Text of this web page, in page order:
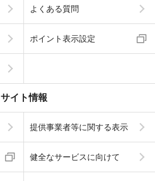
よくある質問
ポイント表示設定
サイト情報
提供事業者等に関する表示
健全なサービスに向けて